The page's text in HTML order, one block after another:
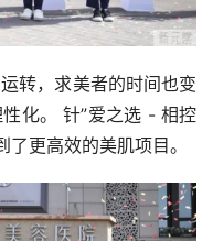
转，求美者的时间也变
化。 针”爱之选 - 相控
更高效的美肌项目。